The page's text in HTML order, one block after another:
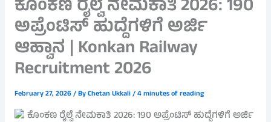
ಕೊಂಕಣ ರೈಲ್ವೆ ನೇಮಕಾತಿ 2026: 190
ಅಪ್ರೆಂಟಿಸ್ ಹುದ್ದೆಗಳಿಗೆ ಅರ್ಜಿ
ಆಹ್ವಾನ | Konkan Railway
Recruitment 2026
February 27, 2026/ ByChetan Ukkali/4 minutes of reading